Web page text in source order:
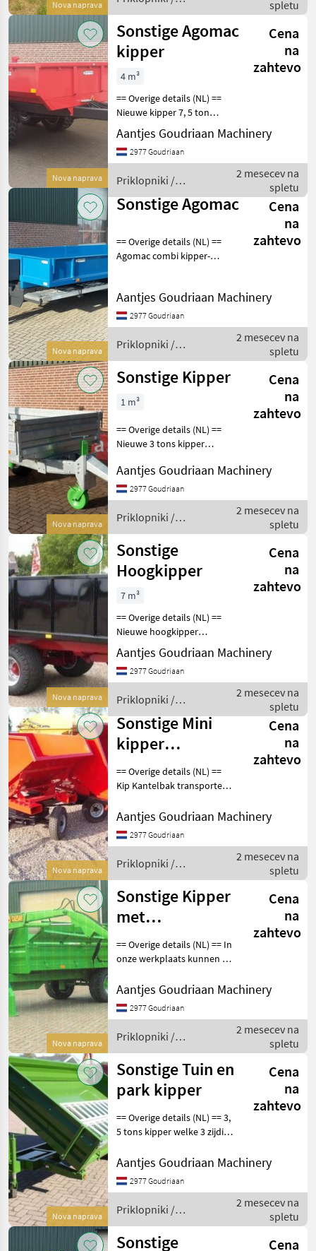
Nova naprava
Sonstige
spletu
Nova naprava
Sonstige Agomac
kipper
Cena
na
zahtevo
4 m³
== Overige details (NL) ==
Nieuwe kipper 7, 5 ton
laadvermogen
Bakafmeting:
3500*2100*500mm Wand
Zelfsluitende achterklep
met deuren De trek
Aantjes Goudriaan Machinery
2977 Goudriaan
Priklopniki /
Sonstige
2 mesecev na
spletu
Nova naprava
Sonstige Agomac
Cena
na
zahtevo
== Overige details (NL) ==
Agomac combi kipper-
kipper, in 10 en 12 tons
uitvoering.
Bovenscharnierende
achterklep
Aantjes Goudriaan Machinery
2977 Goudriaan
Priklopniki /
Sonstige
2 mesecev na
spletu
Nova naprava
Sonstige Kipper
Cena
na
zahtevo
1 m³
== Overige details (NL) ==
Nieuwe 3 tons kipper
Bovenscharnierende
achterklep Zijkleppen
onder scharnierend Enkele
as 11.5/80x15.3 banden
Aantjes Goudriaan Machinery
2977 Goudriaan
Priklopniki /
Sonstige
2 mesecev na
spletu
Nova naprava
Sonstige
Hoogkipper
Cena
na
zahtevo
7 m³
== Overige details (NL) ==
Nieuwe hoogkipper
Bakafmeting
4000*2100*800 mm
inwendig Klapschot
mechanisch sluitend
Verlichting vast in stootbalk
T
Aantjes Goudriaan Machinery
2977 Goudriaan
Priklopniki /
Sonstige
2 mesecev na
spletu
Nova naprava
Sonstige Mini
kipper
kantelbak
Cena
na
zahtevo
== Overige details (NL) ==
Kip Kantelbak transporters
tuin, park en op
begraafplaatsen. De bakken
zijn links/rechts of op een
Aantjes Goudriaan Machinery
2977 Goudriaan
Priklopniki /
Sonstige
2 mesecev na
spletu
Nova naprava
Sonstige Kipper
met
opbouwkraan
Cena
na
zahtevo
== Overige details (NL) == In
onze werkplaats kunnen wij
een opbouwkraan. Het
verlengen van het chassis
geeft ruimte voor de
Aantjes Goudriaan Machinery
2977 Goudriaan
Priklopniki /
Sonstige
2 mesecev na
spletu
Nova naprava
Sonstige Tuin en
park kipper
Cena
na
zahtevo
== Overige details (NL) == 3,
5 tons kipper welke 3 zijdig
zijn afneembaar voor het
gebruik als platte wagen.
De klep aan de achterzijde i
Aantjes Goudriaan Machinery
2977 Goudriaan
Priklopniki /
Sonstige
2 mesecev na
spletu
Sonstige
Cena